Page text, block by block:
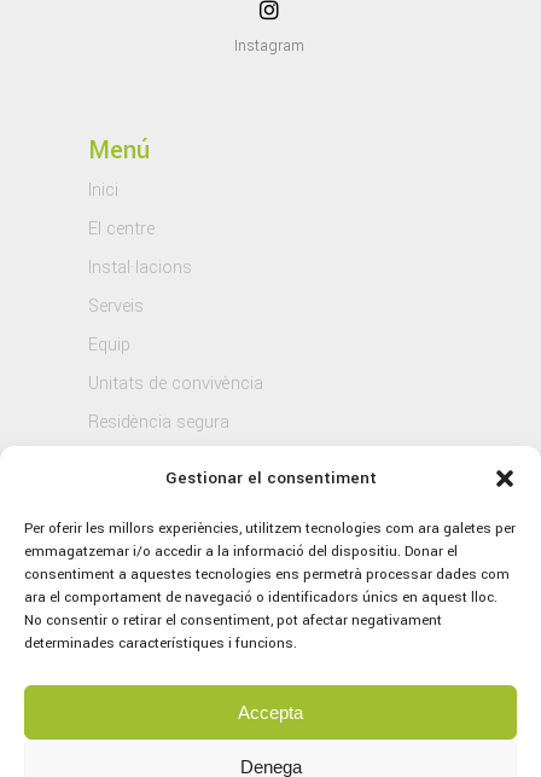
Gestionar el consentiment
Per oferir les millors experiències, utilitzem tecnologies com ara galetes per
emmagatzemar i/o accedir a la informació del dispositiu. Donar el
consentiment a aquestes tecnologies ens permetrà processar dades com
ara el comportament de navegació o identificadors únics en aquest lloc.
No consentir o retirar el consentiment, pot afectar negativament
determinades característiques i funcions.
Accepta
Denega
Instagram
Menú
Inici
El centre
Instal·lacions
Serveis
Equip
Unitats de convivència
Residència segura
Política de Privacitat